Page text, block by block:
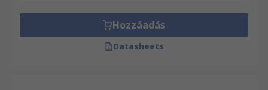
Hozzáadás
Datasheets